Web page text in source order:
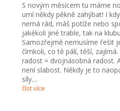
S novým měsícem tu máme
umí někdy pěkně zahýbat! I
nemá rád, máš potíže nebo
jakékoli jiné trable, tak na
Samozřejmě nemusíme řešit
čímkoli, co tě pálí, těší, zajímá.
radost = dvojnásobná radost.
není slabost. Někdy je to
síly....
číst více